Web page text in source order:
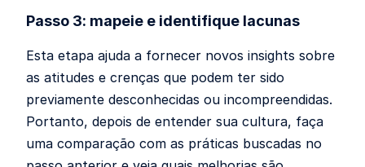
Passo 3: mapeie e identifique lacunas
Esta etapa ajuda a fornecer novos insights sobre
as atitudes e crenças que podem ter sido
previamente desconhecidas ou incompreendidas.
Portanto, depois de entender sua cultura, faça
uma comparação com as práticas buscadas no